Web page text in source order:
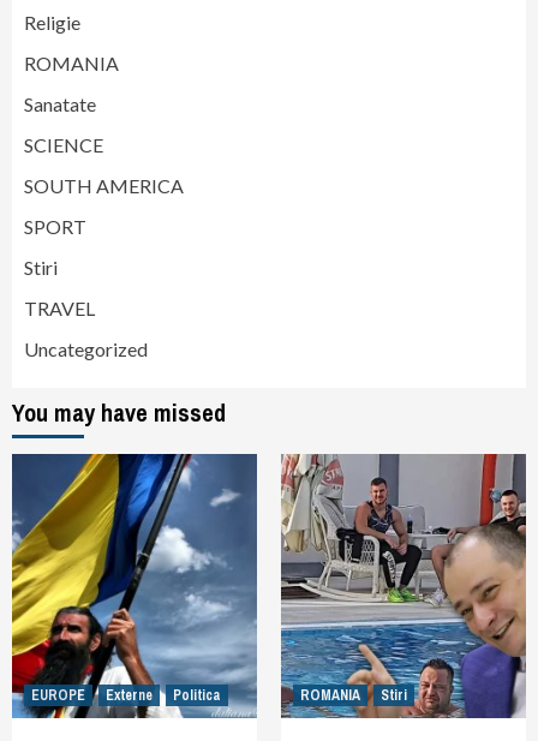
Religie
ROMANIA
Sanatate
SCIENCE
SOUTH AMERICA
SPORT
Stiri
TRAVEL
Uncategorized
You may have missed
EUROPE Externe Politica ROMANIA Stiri